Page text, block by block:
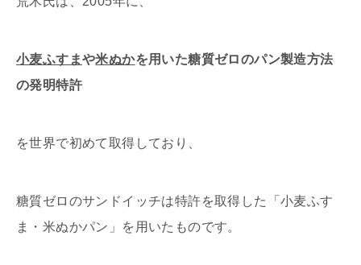
小麦ふすまや米ぬかを用いた糖質ゼロのパン製造方法
の発明特許
を世界で初めて取得しており、
糖質ゼロのサンドイッチは特許を取得した「小麦ふす
ま・米ぬかパン」を用いたものです。